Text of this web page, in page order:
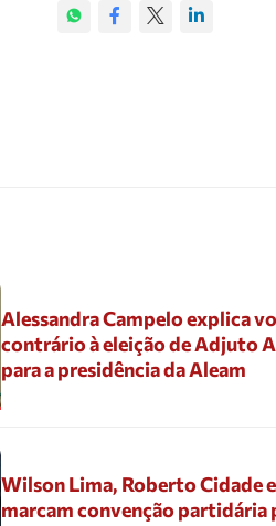
Alessandra Campelo explica
contrário à eleição de Adjuto
para a presidência da Aleam
Wilson Lima, Roberto Cidade
marcam convenção partidária